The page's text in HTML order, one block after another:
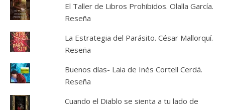
El Taller de Libros Prohibidos. Olalla García.
Reseña
La Estrategia del Parásito. César Mallorquí.
Reseña
Buenos días- Laia de Inés Cortell Cerdá.
Reseña
Cuando el Diablo se sienta a tu lado de